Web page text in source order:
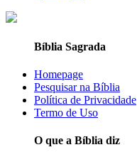
Bíblia Sagrada
Homepage
Pesquisar na Bíblia
Política de Privacidade
Termo de Uso
O que a Bíblia diz